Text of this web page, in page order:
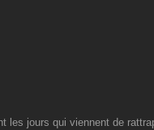
les jours qui viennent de